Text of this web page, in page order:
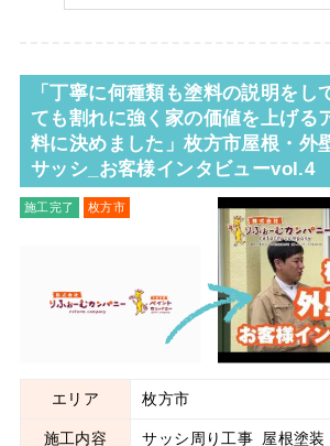
「丁寧に何種類も塗料の説明をし
ても割れに強く家の価値を上げる
料に決めました」枚方市屋根・外
サッシ_お客様インタビューvol.4
施工完了
枚方市
エリア 枚方市
施工内容 サッシ周り工事 屋根塗装